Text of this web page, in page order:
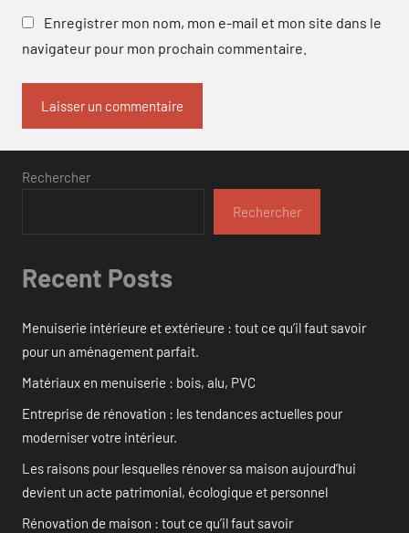
Enregistrer mon nom, mon e-mail et mon site dans le
navigateur pour mon prochain commentaire.
Rechercher
Rechercher
Recent Posts
Menuiserie intérieure et extérieure : tout ce qu’il faut savoir
pour un aménagement parfait.
Matériaux en menuiserie : bois, alu, PVC
Entreprise de rénovation : les tendances actuelles pour
moderniser votre intérieur.
Les raisons pour lesquelles rénover sa maison aujourd’hui
devient un acte patrimonial, écologique et personnel
Rénovation de maison : tout ce qu’il faut savoir